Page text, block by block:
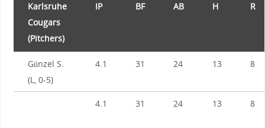
Karlsruhe
Cougars
(Pitchers)
IP BF AB H R
Günzel S.
(L, 0-5)
4.1 31 24 13 8
4.1 31 24 13 8